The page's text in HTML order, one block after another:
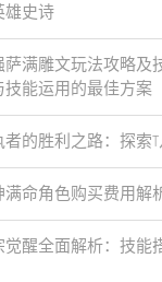
雄史诗
萨满雕文玩法攻略及
技能运用的最佳方案
者的胜利之路：探索
满命角色购买费用解
觉醒全面解析：技能